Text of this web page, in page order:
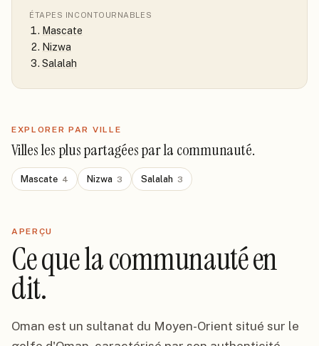
ÉTAPES INCONTOURNABLES
Mascate
Nizwa
Salalah
EXPLORER PAR VILLE
Villes les plus partagées par la communauté.
Mascate 4 Nizwa 3 Salalah 3
APERÇU
Ce que la communauté en
dit.
Oman est un sultanat du Moyen-Orient situé sur le